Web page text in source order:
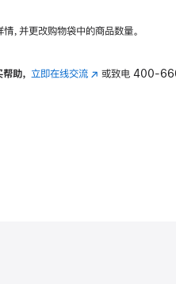
可
斜
，并更改购物袋中的商品数量。
助， 立即在线交流(在 或致电400-